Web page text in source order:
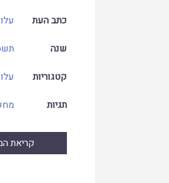
כתב העת
שנה
קטגוריות
תגיות
קריאת